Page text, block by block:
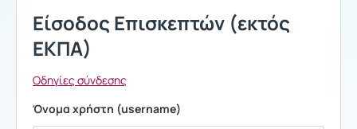
Είσοδος Επισκεπτών (εκτός
ΕΚΠΑ)
Οδηγίες σύνδεσης
Όνομα χρήστη (username)